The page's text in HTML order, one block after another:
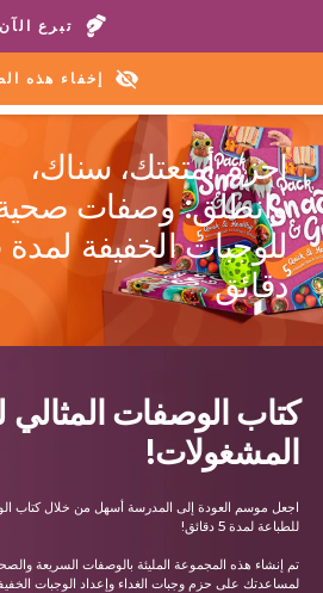
اتصل بمنازلنا أو خط المساعدة:
تبرع
إخفاء هذه
احزم أمتعتك، سناك،
وانطلق: وصفات
دقائق
كتاب الوصفات المثالي
المشغولات!
اجعل موسم العودة إلى المدرسة أسهل من خلال كتاب
للطباعة لمدة 5 دقائق!
تم إنشاء هذه المجموعة المليئة بالوصفات السريعة
لمساعدتك على حزم وجبات الغداء وإعداد الوجبات